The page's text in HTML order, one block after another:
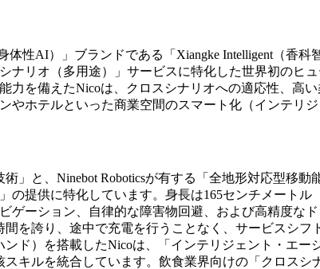
体性AI）」ブランドである「Xiangke Intelligent（香
リオ（多用途）」サービスに特化した世界初のヒ
を備えたNicoは、クロスシナリオへの適応性、高
ホテルといった商業空間のスマート化（インテリ
」と、Ninebot Roboticsが有する「全地形対応型移
提供に特化しています。身長は165センチメート
ーション、自律的な障害物回避、および高精度な
を誇り、途中で充電を行うことなく、サービスシ
ド）を搭載したNicoは、「インテリジェント・エー
キルを統合しています。飲食業界向けの「クロス